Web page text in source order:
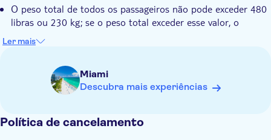
O peso total de todos os passageiros não pode exceder 480
libras ou 230 kg; se o peso total exceder esse valor, o
passeio será cancelado. Entre em contato com a operadora
local após a reserva em caso de dúvidas.
O número máximo de pessoas por grupo é 3
Viajantes individuais são aceitos, mas precisarão comprar 2
identificação com foto válido
Ler mais
Miami
Descubra mais experiências
Política de cancelamento